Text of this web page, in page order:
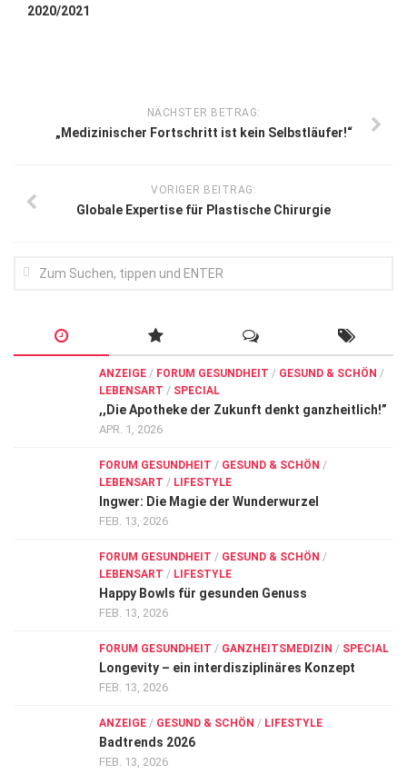
2020/2021
NÄCHSTER BETRAG:
„Medizinischer Fortschritt ist kein Selbstläufer!“
VORIGER BEITRAG:
Globale Expertise für Plastische Chirurgie
ANZEIGE / FORUM GESUNDHEIT / GESUND & SCHÖN /
LEBENSART / SPECIAL
,,Die Apotheke der Zukunft denkt ganzheitlich!”
APR. 1, 2026
FORUM GESUNDHEIT / GESUND & SCHÖN /
LEBENSART / LIFESTYLE
Ingwer: Die Magie der Wunderwurzel
FEB. 13, 2026
FORUM GESUNDHEIT / GESUND & SCHÖN /
LEBENSART / LIFESTYLE
Happy Bowls für gesunden Genuss
FEB. 13, 2026
FORUM GESUNDHEIT / GANZHEITSMEDIZIN / SPECIAL
Longevity – ein interdisziplinäres Konzept
FEB. 13, 2026
ANZEIGE / GESUND & SCHÖN / LIFESTYLE
Badtrends 2026
FEB. 13, 2026